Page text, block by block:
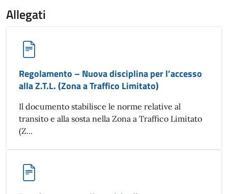
Allegati
Regolamento – Nuova disciplina per l’accesso
alla Z.T.L. (Zona a Traffico Limitato)
Il documento stabilisce le norme relative al
transito e alla sosta nella Zona a Traffico Limitato
(Z...